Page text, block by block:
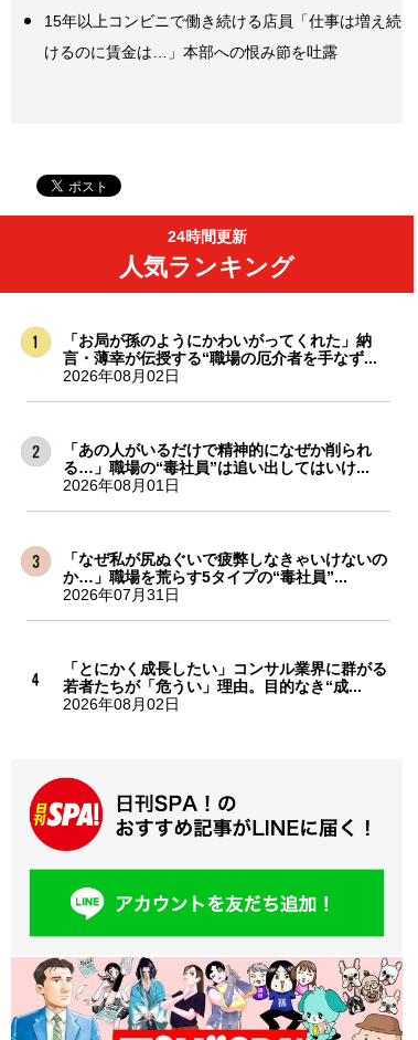
15年以上コンビニで働き続ける店員「仕事は増え続
けるのに賃金は…」本部への恨み節を吐露
24時間更新
人気ランキング
「お局が孫のようにかわいがってくれた」納
言・薄幸が伝授する“職場の厄介者を手なず...
2026年08月02日
「あの人がいるだけで精神的になぜか削られ
る…」職場の“毒社員”は追い出してはいけ...
2026年08月01日
「なぜ私が尻ぬぐいで疲弊しなきゃいけないの
か…」職場を荒らす5タイプの“毒社員”...
2026年07月31日
「とにかく成長したい」コンサル業界に群がる
若者たちが「危うい」理由。目的なき“成...
2026年08月02日